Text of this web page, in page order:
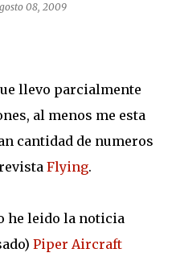
08, 2009
llevo parcialmente
al menos me esta
cantidad de numeros
Flying.
he leido la noticia
Piper Aircraft